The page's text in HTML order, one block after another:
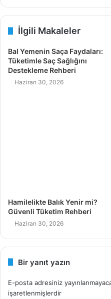
İlgili Makaleler
Bal Yemenin Saça Faydaları:
Tüketimle Saç Sağlığını
Destekleme Rehberi
Haziran 30, 2026
Hamilelikte Balık Yenir mi?
Güvenli Tüketim Rehberi
Haziran 30, 2026
Bir yanıt yazın
E-posta adresiniz
işaretlenmişlerdir